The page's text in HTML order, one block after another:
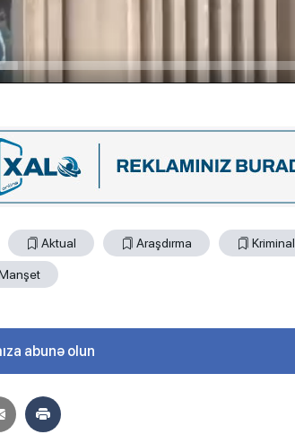
Aktual Araşdırma Kriminal
abunə olun